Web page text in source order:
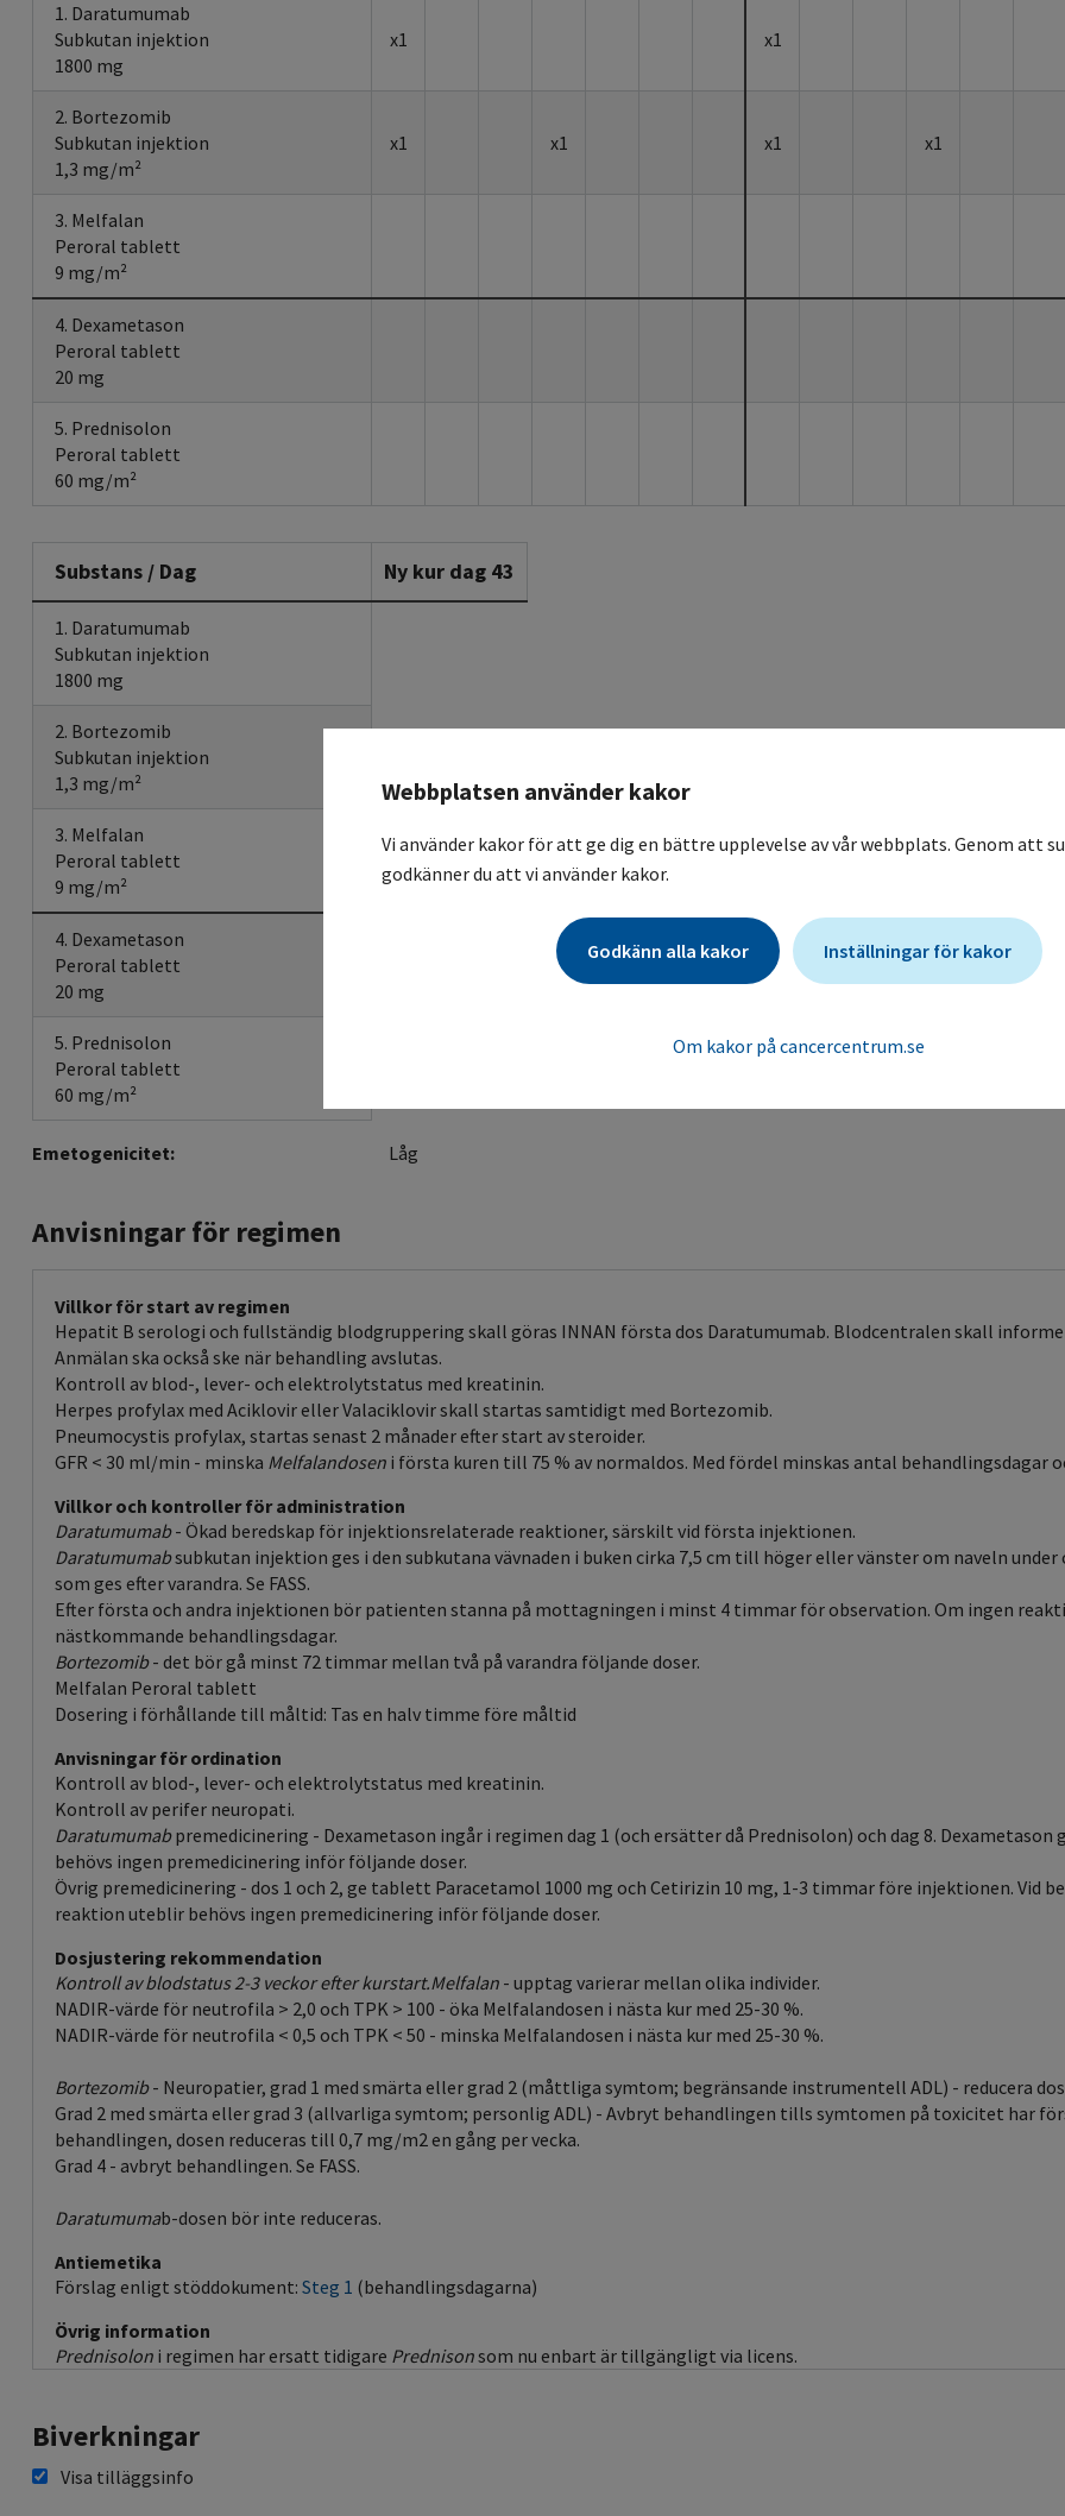
1. Daratumumab
Subkutan injektion
1800 mg
x1 x1
2. Bortezomib
Subkutan injektion
1,3 mg/m²
x1 x1 x1 x1
3. Melfalan
Peroral tablett
9 mg/m²
4. Dexametason
Peroral tablett
20 mg
5. Prednisolon
Peroral tablett
60 mg/m²
Substans / Dag Ny kur dag 43
1. Daratumumab
Subkutan injektion
1800 mg
2. Bortezomib
Subkutan injektion
1,3 mg/m²
3. Melfalan
Peroral tablett
9 mg/m²
4. Dexametason
Peroral tablett
20 mg
5. Prednisolon
Peroral tablett
60 mg/m²
Emetogenicitet: Låg
Anvisningar för regimen
Villkor för start av regimen
Hepatit B serologi och fullständig blodgruppering skall göras INNAN första dos Daratumumab. Blodcentralen skall
Anmälan ska också ske när behandling avslutas.
Kontroll av blod-, lever- och elektrolytstatus med kreatinin.
Herpes profylax med Aciklovir eller Valaciklovir skall startas samtidigt med Bortezomib.
Pneumocystis profylax, startas senast 2 månader efter start av steroider.
GFR < 30 ml/min - minska Melfalandosen i första kuren till 75 % av normaldos. Med fördel minskas antal
Villkor och kontroller för administration
Daratumumab- Ökad beredskap för injektionsrelaterade reaktioner, särskilt vid första injektionen.
Daratumumabsubkutan injektion ges i den subkutana vävnaden i buken cirka 7,5 cm till höger eller vänster om naveln
som ges efter varandra. Se FASS.
Efter första och andra injektionen bör patienten stanna på mottagningen i minst 4 timmar för observation. Om ingen
nästkommande behandlingsdagar.
Bortezomib- det bör gå minst 72 timmar mellan två på varandra följande doser.
Melfalan Peroral tablett
Dosering i förhållande till måltid: Tas en halv timme före måltid
Anvisningar för ordination
Kontroll av blod-, lever- och elektrolytstatus med kreatinin.
Kontroll av perifer neuropati.
Daratumumabpremedicinering - Dexametason ingår i regimen dag 1 (och ersätter då Prednisolon) och dag 8.
behövs ingen premedicinering inför följande doser.
Övrig premedicinering - dos 1 och 2, ge tablett Paracetamol 1000 mg och Cetirizin 10 mg, 1-3 timmar före injektionen. Vid
reaktion uteblir behövs ingen premedicinering inför följande doser.
Dosjustering rekommendation
Kontroll av blodstatus 2-3 veckor efter kurstart.Melfalan - upptag varierar mellan olika individer.
NADIR-värde för neutrofila > 2,0 och TPK > 100 - öka Melfalandosen i nästa kur med 25-30 %.
NADIR-värde för neutrofila < 0,5 och TPK < 50 - minska Melfalandosen i nästa kur med 25-30 %.
Bortezomib- Neuropatier, grad 1 med smärta eller grad 2 (måttliga symtom; begränsande instrumentell ADL) - reducera
Grad 2 med smärta eller grad 3 (allvarliga symtom; personlig ADL) - Avbryt behandlingen tills symtomen på toxicitet har
behandlingen, dosen reduceras till 0,7 mg/m2 en gång per vecka.
Grad 4 - avbryt behandlingen. Se FASS.
Daratumumab-dosen bör inte reduceras.
Antiemetika
Förslag enligt stöddokument: Steg 1 (behandlingsdagarna)
Övrig information
Prednisolon i regimen har ersatt tidigare Prednisonsom nu enbart är tillgängligt via licens.
Biverkningar
Visa tilläggsinfo
Webbplatsen använder kakor
Vi använder kakor för att ge dig en bättre upplevelse av vår webbplats. Genom att
godkänner du att vi använder kakor.
Godkänn alla kakor Inställningar för kakor
Om kakor på cancercentrum.se